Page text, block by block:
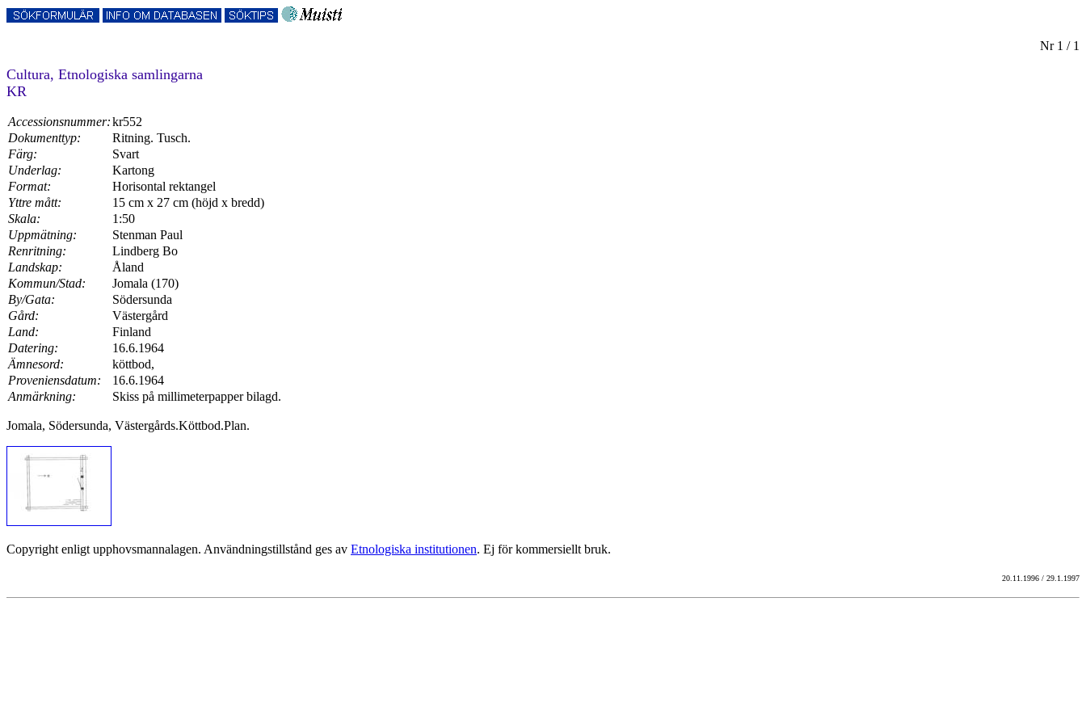
Nr 1 / 1
Cultura, Etnologiska samlingarna
KR
Accessionsnummer:kr552
Dokumenttyp:
Ritning. Tusch.
Färg:
Svart
Underlag:
Kartong
Format:
Horisontal rektangel
Yttre mått:
15 cm x 27 cm (höjd x bredd)
Skala:
1:50
Uppmätning:
Stenman Paul
Renritning:
Lindberg Bo
Landskap:
Åland
Kommun/Stad:
Jomala (170)
By/Gata:
Södersunda
Gård:
Västergård
Land:
Finland
Datering:
16.6.1964
Ämnesord:
köttbod,
Proveniensdatum:
16.6.1964
Anmärkning:
Skiss på millimeterpapper bilagd.
Jomala, Södersunda, Västergårds.Köttbod.Plan.
Copyright enligt upphovsmannalagen. Användningstillstånd ges av Etnologiska institutionen. Ej för kommersiellt bruk.
20.11.1996 / 29.1.1997